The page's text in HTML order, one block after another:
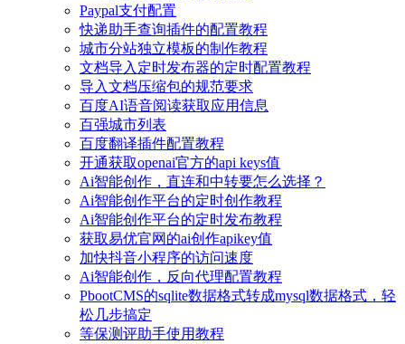
Paypal支付配置
快递助手查询插件的配置教程
城市分站独立模板的制作教程
文档导入定时发布器的定时配置教程
导入文档压缩包的规范要求
百度AI语音阅读获取应用信息
百强城市列表
百度翻译插件配置教程
开通获取openai官方的api keys值
Ai智能创作，直连和中转要怎么选择？
Ai智能创作平台的定时创作教程
Ai智能创作平台的定时发布教程
获取易优官网的ai创作apikey值
加快抖音小程序的访问速度
Ai智能创作，反向代理配置教程
PbootCMS的sqlite数据格式转成mysql数据格式，轻
松几步搞定
等保测评助手使用教程